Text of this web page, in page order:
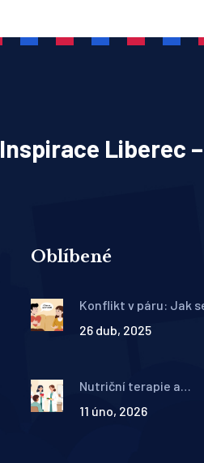
Inspirace Liberec
Oblíbené
Konflikt v páru: Jak
potřebujete terapii
26 dub, 2025
Nutriční terapie a
multidisciplinární
11 úno, 2026